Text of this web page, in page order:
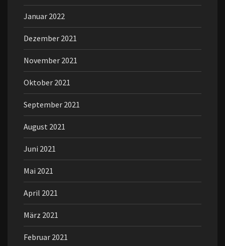
Januar 2022
Dezember 2021
November 2021
Oktober 2021
September 2021
August 2021
Juni 2021
Mai 2021
April 2021
März 2021
Februar 2021